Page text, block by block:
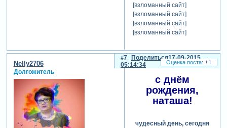
[взломанный сайт]
[взломанный сайт]
[взломанный сайт]
[взломанный сайт]
Поделиться
7
17-09-2015
05:14:34
Nelly2706
Долгожитель
с днём
рождения,
наташа!
чудесный день, сегодня
+1